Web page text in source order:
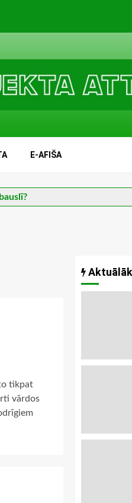
E-AFIŠA
tikpat
vārdos